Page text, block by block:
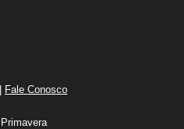
| Fale Conosco